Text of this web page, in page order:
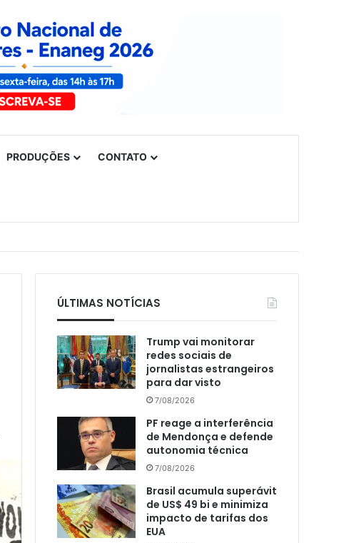
PRODUÇÕES CONTATO
ÚLTIMAS NOTÍCIAS
Trump vai monitorar
redes sociais de
jornalistas estrangeiros
para dar visto
7/08/2026
PF reage a interferência
de Mendonça e defende
autonomia técnica
7/08/2026
Brasil acumula superávit
de US$ 49 bi e minimiza
impacto de tarifas dos
EUA